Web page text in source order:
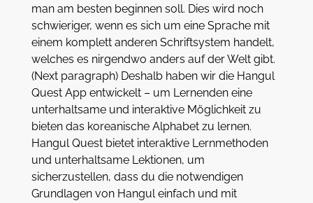
man am besten beginnen soll. Dies wird noch
schwieriger, wenn es sich um eine Sprache mit
einem komplett anderen Schriftsystem handelt,
welches es nirgendwo anders auf der Welt gibt.
(Next paragraph) Deshalb haben wir die Hangul
Quest App entwickelt – um Lernenden eine
unterhaltsame und interaktive Möglichkeit zu
bieten das koreanische Alphabet zu lernen.
Hangul Quest bietet interaktive Lernmethoden
und unterhaltsame Lektionen, um
sicherzustellen, dass du die notwendigen
Grundlagen von Hangul einfach und mit